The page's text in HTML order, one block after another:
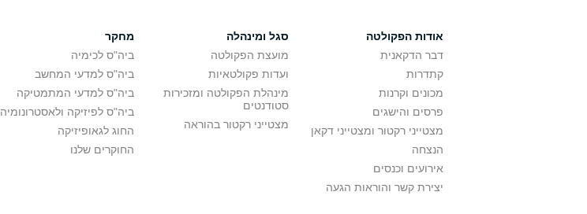
אודות הפקולטה
דבר הדקאנית
קתדרות
מכונים וקרנות
פרסים והישגים
מצטייני רקטור ומצטייני דקאן
הנצחה
אירועים וכנסים
יצירת קשר והוראות הגעה
סגל ומינהלה
מועצת הפקולטה
ועדות פקולטאיות
מינהלת הפקולטה ומזכירות
סטודנטים
מצטייני רקטור בהוראה
מחקר
ביה"ס לכימיה
ביה"ס למדעי המחשב
ביה"ס למדעי המתמטיקה
ביה"ס לפיזיקה ולאסטרונומיה
החוג לגאופיזיקה
החוקרים שלנו